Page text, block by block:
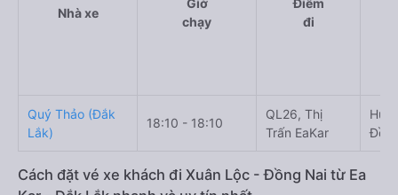
Nhà xe
Giờ
chạy
Điểm
đi
Quý Thảo (Đắk
Lắk)
18:10 - 18:10
QL26, Thị
Trấn EaKar
Cách đặt vé xe khách đi Xuân Lộc - Đồng Nai từ Ea